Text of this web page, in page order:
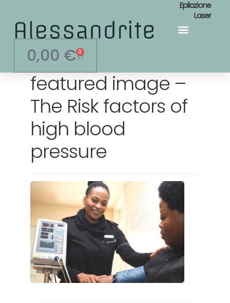
Epilazione
Laser
0,00 € 0
featured image –
The Risk factors of
high blood
pressure